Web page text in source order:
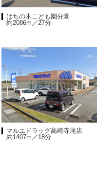
はちの木こども園分園
約2086m／27分
マルエドラッグ高崎寺尾店
約1407m／18分